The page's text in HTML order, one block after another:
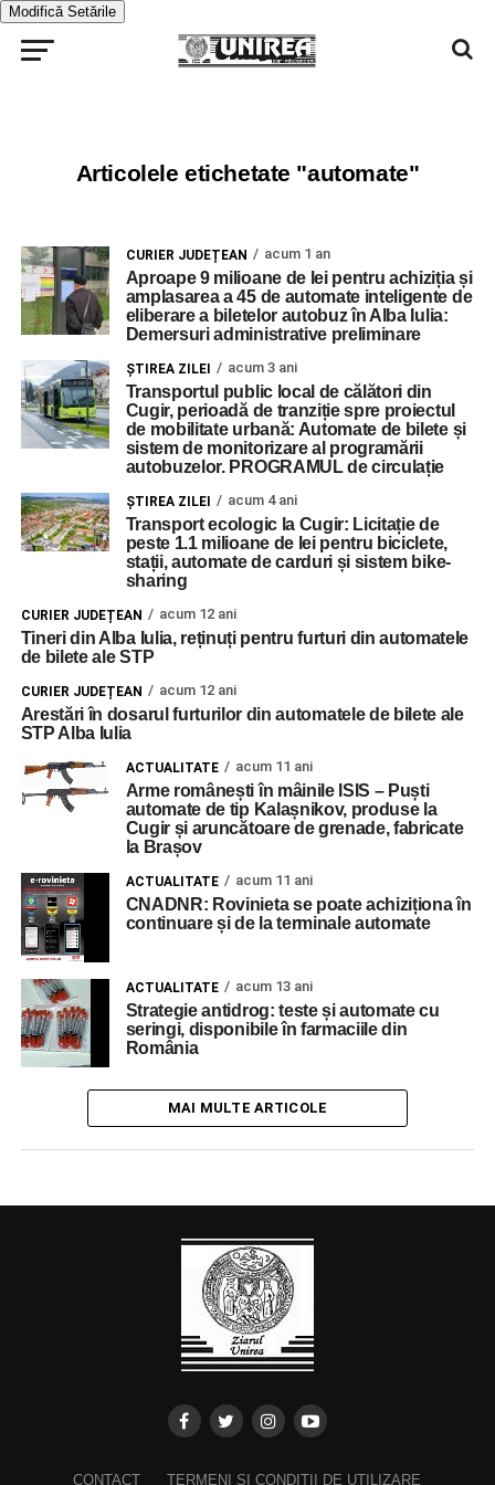
Modifică Setările
Articolele etichetate "automate"
CURIER JUDEȚEAN acum 1 an
Aproape 9 milioane de lei pentru achiziția și
amplasarea a 45 de automate inteligente de
eliberare a biletelor autobuz în Alba Iulia:
Demersuri administrative preliminare
ŞTIREA ZILEI acum 3 ani
Transportul public local de călători din
Cugir, perioadă de tranziție spre proiectul
de mobilitate urbană: Automate de bilete și
sistem de monitorizare al programării
autobuzelor. PROGRAMUL de circulație
ŞTIREA ZILEI acum 4 ani
Transport ecologic la Cugir: Licitație de
peste 1.1 milioane de lei pentru biciclete,
stații, automate de carduri și sistem bike-
sharing
CURIER JUDEȚEAN acum 12 ani
Tineri din Alba Iulia, reținuți pentru furturi din automatele
de bilete ale STP
CURIER JUDEȚEAN acum 12 ani
Arestări în dosarul furturilor din automatele de bilete ale
STP Alba Iulia
ACTUALITATE acum 11 ani
Arme românești în mâinile ISIS – Puști
automate de tip Kalașnikov, produse la
Cugir și aruncătoare de grenade, fabricate
la Brașov
ACTUALITATE acum 11 ani
CNADNR: Rovinieta se poate achiziționa în
continuare și de la terminale automate
ACTUALITATE acum 13 ani
Strategie antidrog: teste și automate cu
seringi, disponibile în farmaciile din
România
MAI MULTE ARTICOLE
CONTACT TERMENI ȘI CONDIȚII DE UTILIZARE